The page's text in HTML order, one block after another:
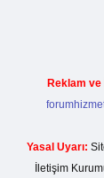
Reklam
Yasal Uyarı:
İletişim